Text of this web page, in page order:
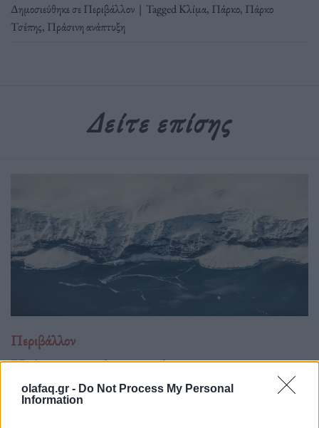
olafaq.gr - Do Not Process My Personal
Information
Δημοσιεύθηκε σεΠεριβάλλον | TaggedΚλίμα, Πάρκο, Πάρκο
Τσέπης, Πράσινη ανάπτυξη
Δείτε επίσης
Περιβάλλον
Η Ανταρκτική καταρρέει
25.05.26